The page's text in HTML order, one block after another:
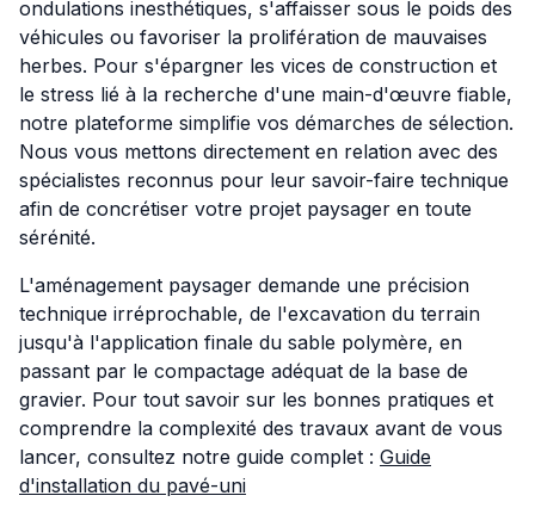
ondulations inesthétiques, s'affaisser sous le poids des
véhicules ou favoriser la prolifération de mauvaises
herbes. Pour s'épargner les vices de construction et
le stress lié à la recherche d'une main-d'œuvre fiable,
notre plateforme simplifie vos démarches de sélection.
Nous vous mettons directement en relation avec des
spécialistes reconnus pour leur savoir-faire technique
afin de concrétiser votre projet paysager en toute
sérénité.
L'aménagement paysager demande une précision
technique irréprochable, de l'excavation du terrain
jusqu'à l'application finale du sable polymère, en
passant par le compactage adéquat de la base de
gravier. Pour tout savoir sur les bonnes pratiques et
comprendre la complexité des travaux avant de vous
lancer, consultez notre guide complet : Guide
d'installation du pavé-uni